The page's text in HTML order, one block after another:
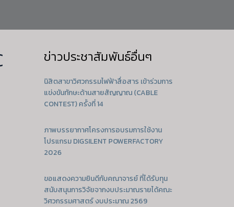
ข่าวประชาสัมพันธ์อื่นๆ
นิสิตสาขาวิศวกรรมไฟฟ้าสื่อสาร เข้าร่วมการ
แข่งขันทักษะด้านสายสัญญาณ (CABLE
CONTEST) ครั้งที่ 14
ภาพบรรยากาศโครงการอบรมการใช้งาน
โปรแกรม DIGSILENT POWERFACTORY
2026
ขอแสดงความยินดีกับคณาจารย์ ที่ได้รับทุน
สนับสนุนการวิจัยจากงบประมาณรายได้คณะ
วิศวกรรมศาสตร์ งบประมาณ 2569